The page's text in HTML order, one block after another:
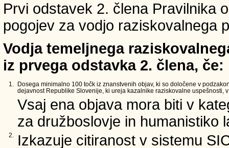
Prvi odstavek 2. člena Pravilnika
pogojev za vodjo raziskovalnega
Vodja temeljnega
iz prvega odstavka 2. člena, če:
1.
Dosega minimalno 100 točk iz znanstvenih objav, ki so določene v
dejavnost Republike Slovenije, ki ureja kazalnike raziskovalne uspešnosti,
Vsaj ena objava mora biti v
za družboslovje in humanistiko
2.
Izkazuje citiranost v sistemu